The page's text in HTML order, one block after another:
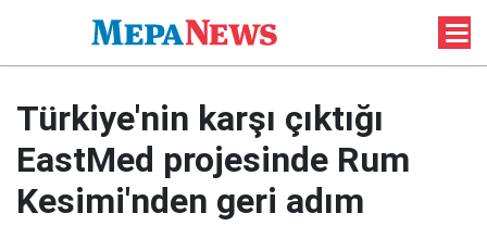
Türkiye'nin karşı çıktığı
EastMed projesinde Rum
Kesimi'nden geri adım